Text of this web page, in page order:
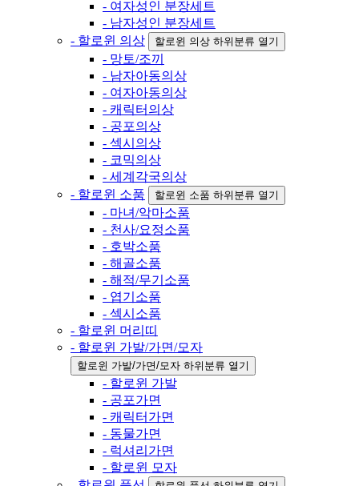
- 여자성인 분장세트
- 남자성인 분장세트
- 할로윈 의상
할로윈 의상 하위분류 열기
- 망토/조끼
- 남자아동의상
- 여자아동의상
- 캐릭터의상
- 공포의상
- 섹시의상
- 코믹의상
- 세계각국의상
- 할로윈 소품
할로윈 소품 하위분류 열기
- 마녀/악마소품
- 천사/요정소품
- 호박소품
- 해골소품
- 해적/무기소품
- 엽기소품
- 섹시소품
- 할로윈 머리띠
- 할로윈 가발/가면/모자
할로윈 가발/가면/모자 하위분류 열기
- 할로윈 가발
- 공포가면
- 캐릭터가면
- 동물가면
- 럭셔리가면
- 할로윈 모자